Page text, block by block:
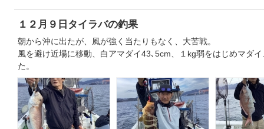
１２月９日タイラバの釣果
朝から沖に出たが、風が強く当たりもなく、大苦戦。
風を避け近場に移動、白アマダイ43､5cm、１kg弱をはじめマダ
た。